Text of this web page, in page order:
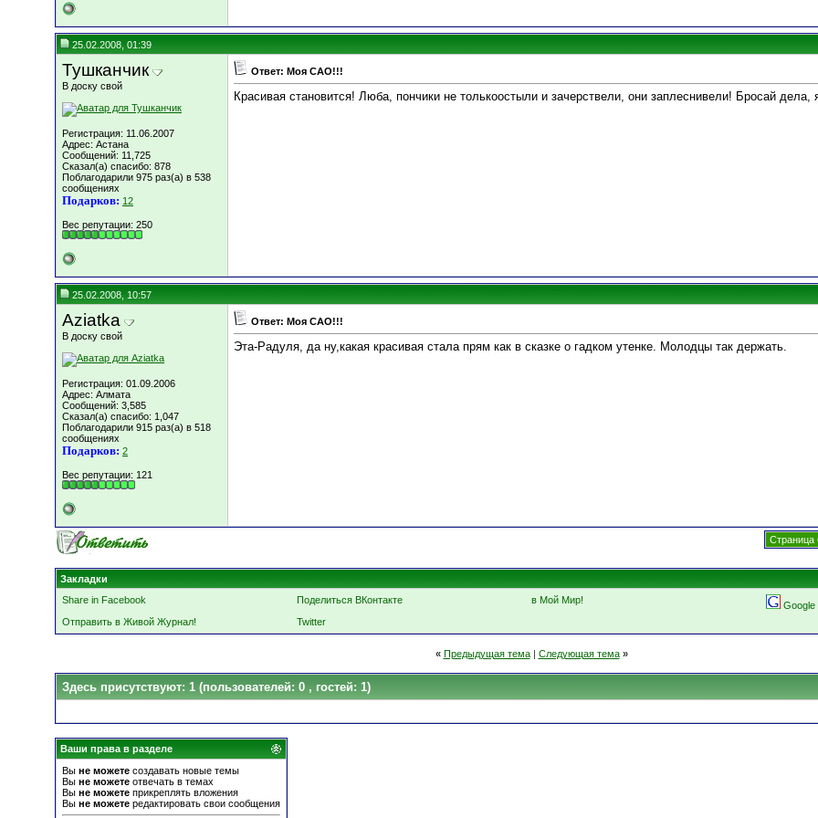
25.02.2008, 01:39
Тушканчик
В доску свой
Регистрация: 11.06.2007
Адрес: Астана
Сообщений: 11,725
Сказал(а) спасибо: 878
Поблагодарили 975 раз(а) в 538
сообщениях
Подарков: 12
Вес репутации: 250
Ответ: Моя САО!!!
Красивая становится! Люба, пончики не толькоостыли и зачерствели, они заплеснивели! Бросай дела,
25.02.2008, 10:57
Aziatka
В доску свой
Регистрация: 01.09.2006
Адрес: Алмата
Сообщений: 3,585
Сказал(а) спасибо: 1,047
Поблагодарили 915 раз(а) в 518
сообщениях
Подарков: 2
Вес репутации: 121
Ответ: Моя САО!!!
Эта-Радуля, да ну,какая красивая стала прям как в сказке о гадком утенке. Молодцы так держать.
Страница
Закладки
Share in Facebook
Поделиться ВКонтакте в Мой Мир!
Google
Отправить в Живой Журнал!
Twitter
« Предыдущая тема| Следующая тема »
Здесь присутствуют: 1 (пользователей: 0 , гостей: 1)
Ваши права в разделе
Вы не можете создавать новые темы
Вы не можете отвечать в темах
Вы не можете прикреплять вложения
Вы не можете редактировать свои сообщения